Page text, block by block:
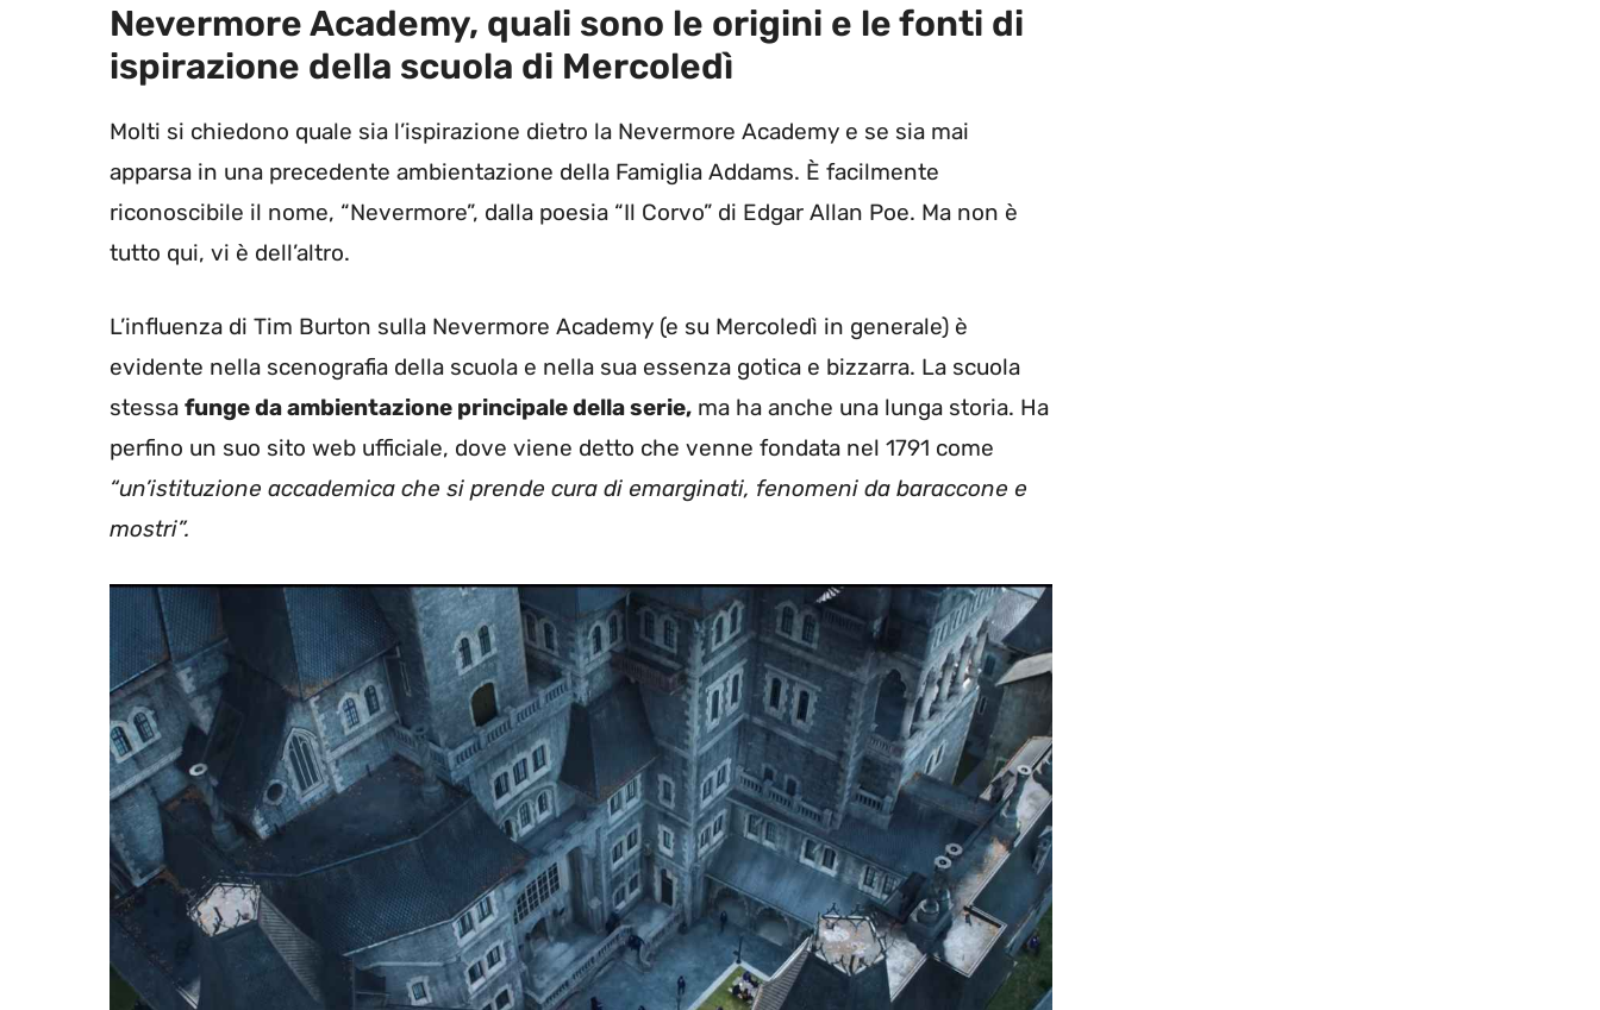
Nevermore Academy, quali sono le origini e le fonti di
ispirazione della scuola di Mercoledì
Molti si chiedono quale sia l’ispirazione dietro la Nevermore Academy e se sia mai
apparsa in una precedente ambientazione della Famiglia Addams. È facilmente
riconoscibile il nome, “Nevermore”, dalla poesia “Il Corvo” di Edgar Allan Poe. Ma non è
tutto qui, vi è dell’altro.
L’influenza di Tim Burton sulla Nevermore Academy (e su Mercoledì in generale) è
evidente nella scenografia della scuola e nella sua essenza gotica e bizzarra. La scuola
stessa funge da ambientazione principale della serie, ma ha anche una lunga storia. Ha
perfino un suo sito web ufficiale, dove viene detto che venne fondata nel 1791 come
“un’istituzione accademica che si prende cura di emarginati, fenomeni da baraccone e
mostri”.